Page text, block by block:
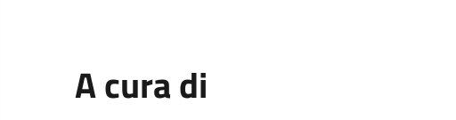
A cura di